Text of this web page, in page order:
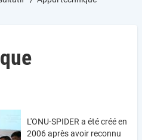
L'ONU-SPIDER a été créé en
2006 après avoir reconnu